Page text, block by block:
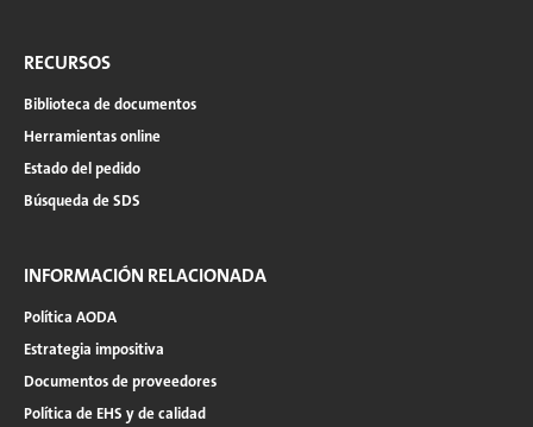
RECURSOS
Biblioteca de documentos
Herramientas online
Estado del pedido
Búsqueda de SDS
INFORMACIÓN RELACIONADA
Política AODA
Estrategia impositiva
Documentos de proveedores
Política de EHS y de calidad